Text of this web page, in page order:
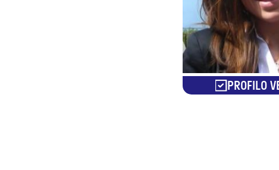
PROFILO